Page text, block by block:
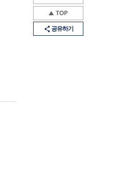
공유하기